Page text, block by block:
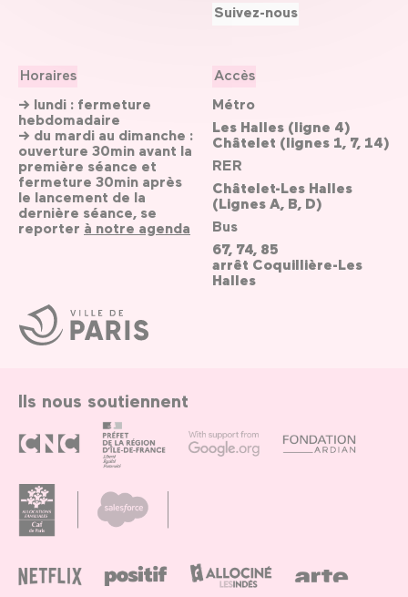
Ville
de
Paris
Horaires
→ lundi : fermeture
hebdomadaire
→ du mardi au dimanche :
ouverture 30min avant la
première séance et
fermeture 30min après
le lancement de la
dernière séance, se
reporter à notre agenda
Accès
Métro
Les Halles (ligne 4)
Châtelet (lignes 1, 7, 14)
RER
Châtelet-Les Halles
(Lignes A, B, D)
Bus
67, 74, 85
arrêt Coquillière-Les
Halles
Suivez-nous
Ils nous soutiennent